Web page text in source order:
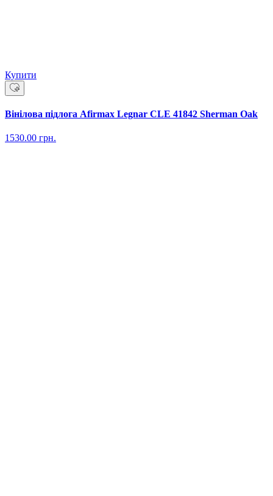
Купити
Вінілова підлога Afirmax Legnar CLE 41842 Sherman Oak
1530.00 грн.